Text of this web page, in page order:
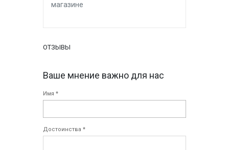
магазине
ОТЗЫВЫ
Ваше мнение важно для нас
Имя *
Достоинства *